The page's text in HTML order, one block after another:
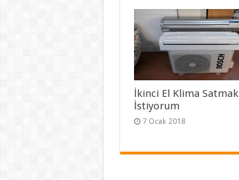
İkinci El Klima Satmak
İstiyorum
7 Ocak 2018